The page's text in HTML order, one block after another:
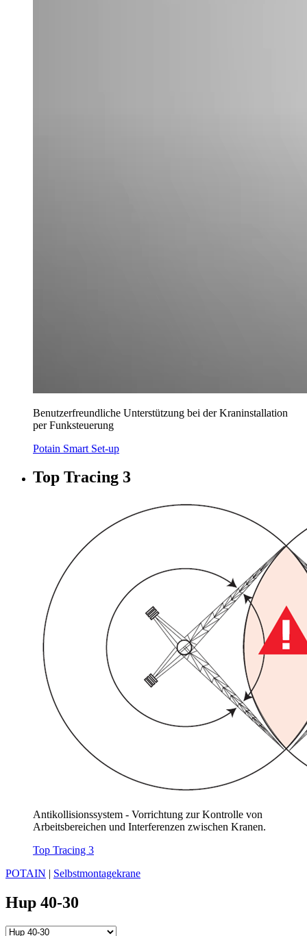
Benutzerfreundliche Unterstützung bei der Kraninstallation
per Funksteuerung
Potain Smart Set-up
Top Tracing 3
Antikollisionssystem - Vorrichtung zur Kontrolle von
Arbeitsbereichen und Interferenzen zwischen Kranen.
Top Tracing 3
POTAIN | Selbstmontagekrane
Hup 40-30